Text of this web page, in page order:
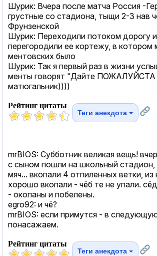
Шурик: Вчера после матча Россия -
грустные со стадиона, тыщи 2-3 нав
Фрунзенской
Шурик: Переходили потоком дорогу и
перегородили ее кортежу, в котором
ментовских было
Шурик: Так я первый раз в жизни
менты говорят "Дайте ПОЖАЛУЙСТА
матюгальник))))
Рейтинг цитаты
Теги анекдота
mrBIOS: Субботник великая вещь!
с сыном пошли на школьный стадион,
мяч... вкопали 4 отпиленных ветки, из
хорошо вкопали - чёб те не упали.
- окопаны и побелены.
egro92: и чё?
mrBIOS: если примутся - в
понасажаем.
Рейтинг цитаты
Теги анекдота